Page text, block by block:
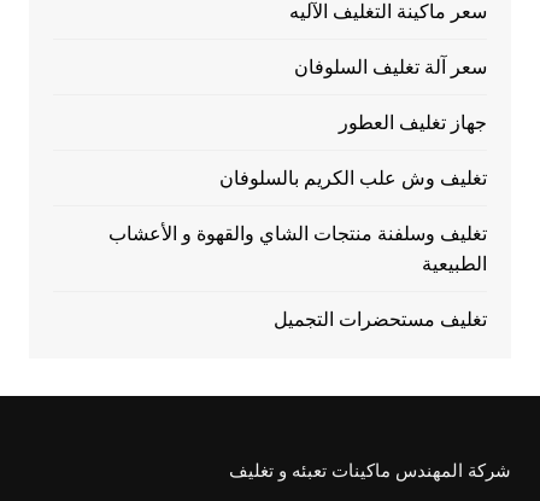
سعر ماكينة التغليف الآليه
سعر آلة تغليف السلوفان
جهاز تغليف العطور
تغليف وش علب الكريم بالسلوفان
تغليف وسلفنة منتجات الشاي والقهوة و الأعشاب
الطبيعية
تغليف مستحضرات التجميل
شركة المهندس ماكينات تعبئه و تغليف